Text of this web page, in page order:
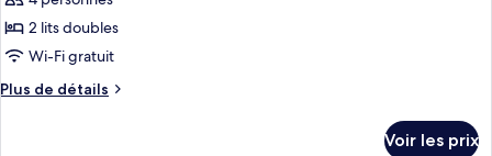
Room
Club)
access
to
Room
de
chambre :
Quadruple
2 lits doubles
Wi-Fi gratuit
Plus de détails
Plus
Voir les prix